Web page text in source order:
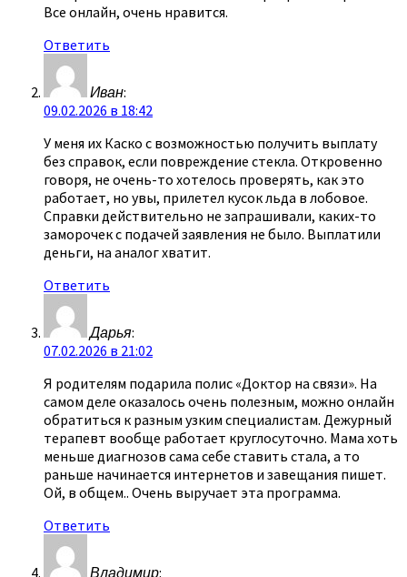
Все онлайн, очень нравится.
Ответить
Иван:
09.02.2026 в 18:42
У меня их Каско с возможностью получить выплату
без справок, если повреждение стекла. Откровенно
говоря, не очень-то хотелось проверять, как это
работает, но увы, прилетел кусок льда в лобовое.
Справки действительно не запрашивали, каких-то
заморочек с подачей заявления не было. Выплатили
деньги, на аналог хватит.
Ответить
Дарья:
07.02.2026 в 21:02
Я родителям подарила полис «Доктор на связи». На
самом деле оказалось очень полезным, можно онлайн
обратиться к разным узким специалистам. Дежурный
терапевт вообще работает круглосуточно. Мама хоть
меньше диагнозов сама себе ставить стала, а то
раньше начинается интернетов и завещания пишет.
Ой, в общем.. Очень выручает эта программа.
Ответить
Владимир: